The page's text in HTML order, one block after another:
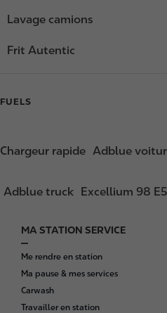
Lavage camions
Frit Autentic
FUELS
Chargeur rapide Adblue
Adblue truck Excellium 98 E5
F
o
o
t
e
MA STATION SERVICE
Me rendre en station
Ma pause & mes services
Carwash
Travailler en station